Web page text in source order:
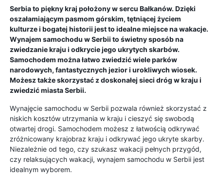
Serbia to piękny kraj położony w sercu Bałkanów. Dzięki
oszałamiającym pasmom górskim, tętniącej życiem
kulturze i bogatej historii jest to idealne miejsce na wakacje.
Wynajem samochodu w Serbii to świetny sposób na
zwiedzanie kraju i odkrycie jego ukrytych skarbów.
Samochodem można łatwo zwiedzić wiele parków
narodowych, fantastycznych jezior i urokliwych wiosek.
Możesz także skorzystać z doskonałej sieci dróg w kraju i
zwiedzić miasta Serbii.
Wynajęcie samochodu w Serbii pozwala również skorzystać z
niskich kosztów utrzymania w kraju i cieszyć się swobodą
otwartej drogi. Samochodem możesz z łatwością odkrywać
zróżnicowany krajobraz kraju i odkrywać jego ukryte skarby.
Niezależnie od tego, czy szukasz wakacji pełnych przygód,
czy relaksujących wakacji, wynajem samochodu w Serbii jest
idealnym wyborem.